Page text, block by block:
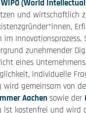
WIPO (World
und wirtschaftlich
im
zunehmender
eines
individuelle
wird gemeinsam von
Aachen sowie der
ist kostenfrei und wird